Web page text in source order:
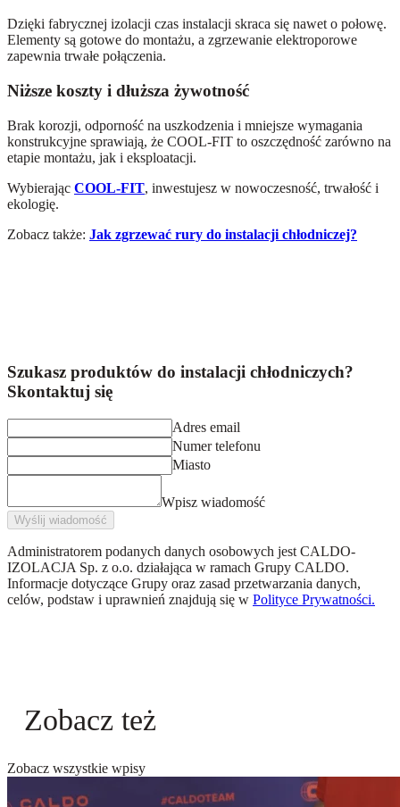
Dzięki fabrycznej izolacji czas instalacji skraca się nawet o połowę.
Elementy są gotowe do montażu, a zgrzewanie elektroporowe
zapewnia trwałe połączenia.
Niższe koszty i dłuższa żywotność
Brak korozji, odporność na uszkodzenia i mniejsze wymagania
konstrukcyjne sprawiają, że COOL-FIT to oszczędność zarówno na
etapie montażu, jak i eksploatacji.
Wybierając COOL-FIT, inwestujesz w nowoczesność, trwałość i
ekologię.
Zobacz także: Jak zgrzewać rury do instalacji chłodniczej?
Szukasz produktów do instalacji chłodniczych?
Skontaktuj się
Adres email
Numer telefonu
Miasto
Wpisz wiadomość
Wyślij wiadomość
Administratorem podanych danych osobowych jest CALDO-
IZOLACJA Sp. z o.o. działająca w ramach Grupy CALDO.
Informacje dotyczące Grupy oraz zasad przetwarzania danych,
celów, podstaw i uprawnień znajdują się w Polityce Prywatności.
Zobacz też
Zobacz wszystkie wpisy